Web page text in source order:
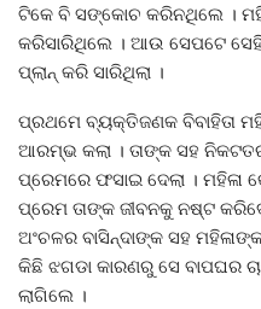
ଟିକେ ବି ସଙ୍କୋଚ କରିନଥିଲେ ।
କରିସାରିଥିଲେ । ଆଉ ସେପଟେ
ପ୍ଲାନ୍ କରି ସାରିଥିଲା ।
ପ୍ରଥମେ ବ୍ୟକ୍ତିଜଣକ ବିବାହିତା
ଆରମ୍ଭ କଲା । ତାଙ୍କ ସହ
ପ୍ରେମରେ ଫସାଇ ଦେଲା । ମହିଳା
ପ୍ରେମ ତାଙ୍କ ଜୀବନକୁ ନଷ୍ଟ
ଅଂଚଳର ବାସିନ୍ଦାଙ୍କ ସହ
କିଛି ଝଗଡା କାରଣରୁ ସେ ବାପଘର
ଲାଗିଲେ ।